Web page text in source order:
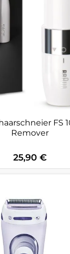
FS
Remover
Regulärer Preis:
25,90 €